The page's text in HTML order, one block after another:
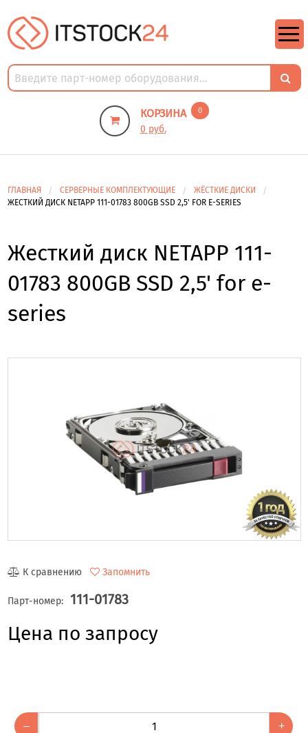
КОРЗИНА 0
0 руб.
ГЛАВНАЯ СЕРВЕРНЫЕ КОМПЛЕКТУЮЩИЕ
ЖЁСТКИЕ ДИСКИ
ЖЕСТКИЙ ДИСК NETAPP 111-01783 800GB SSD 2,5' FOR E-SERIES
Жесткий диск NETAPP 111-
01783 800GB SSD 2,5' for e-
series
К сравнению Запомнить
Парт-номер: 111-01783
Цена по запросу
– +